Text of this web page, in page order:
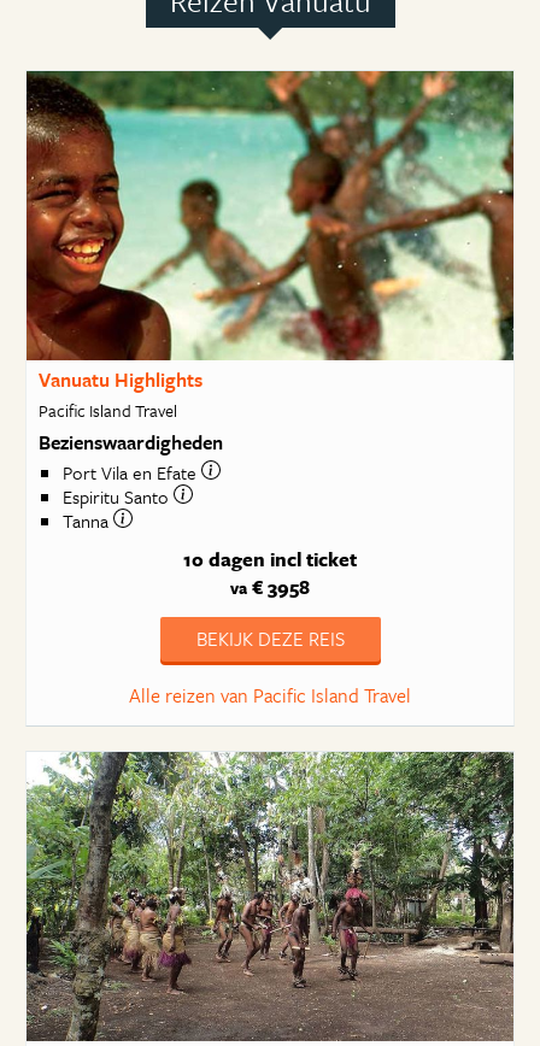
Vanuatu Highlights
Pacific Island Travel
Bezienswaardigheden
Port Vila en Efate
Espiritu Santo
Tanna
10 dagen incl ticket
va € 3958
BEKIJK DEZE REIS
Alle reizen van Pacific Island Travel